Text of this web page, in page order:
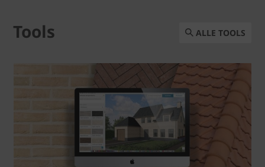
Tools ALLE TOOLS